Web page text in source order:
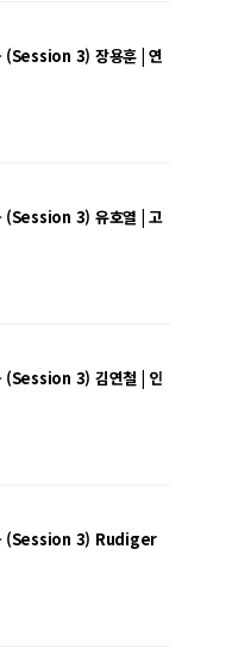
(Session 3) 장용훈 | 연
(Session 3) 유호열 | 고
(Session 3) 김연철 | 인
- (Session 3) Rudiger